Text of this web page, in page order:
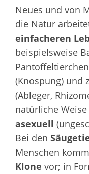
Neues und von
die Natur
einfacheren
beispielsweise
(Knospung) und
(Ableger,
natürliche
asexuell
Bei den
Menschen
Klone vor; in